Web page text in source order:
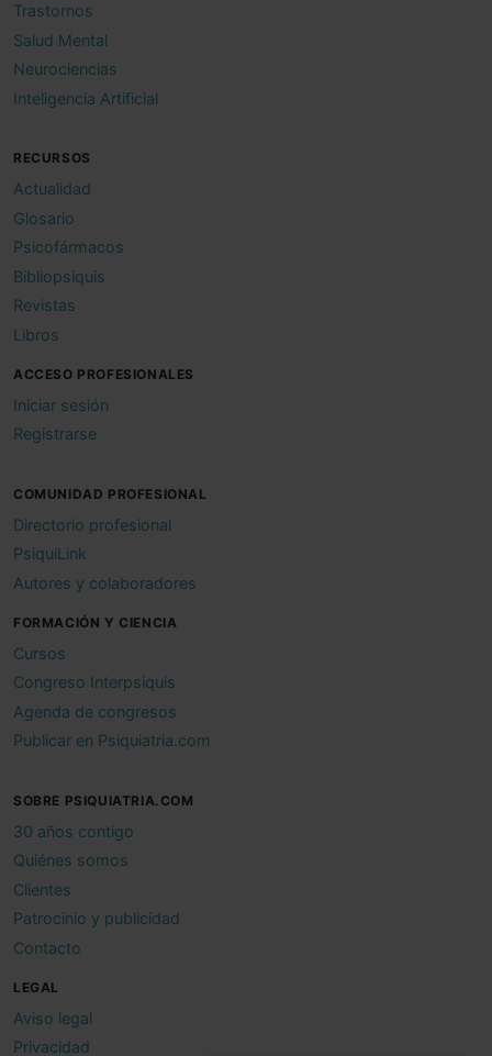
Trastornos
Salud Mental
Neurociencias
Inteligencia Artificial
RECURSOS
Actualidad
Glosario
Psicofármacos
Bibliopsiquis
Revistas
Libros
ACCESO PROFESIONALES
Iniciar sesión
Registrarse
COMUNIDAD PROFESIONAL
Directorio profesional
PsiquiLink
Autores y colaboradores
FORMACIÓN Y CIENCIA
Cursos
Congreso Interpsiquis
Agenda de congresos
Publicar en Psiquiatria.com
SOBRE PSIQUIATRIA.COM
30 años contigo
Quiénes somos
Clientes
Patrocinio y publicidad
Contacto
LEGAL
Aviso legal
Privacidad